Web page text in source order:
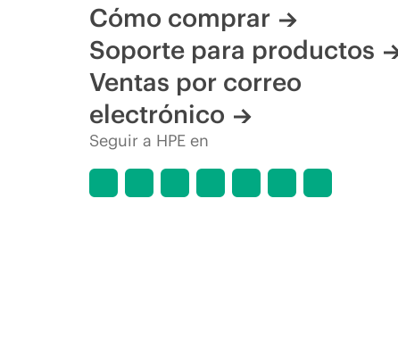
Cómo comprar
Soporte para productos
Ventas por correo
electrónico
Seguir a HPE en